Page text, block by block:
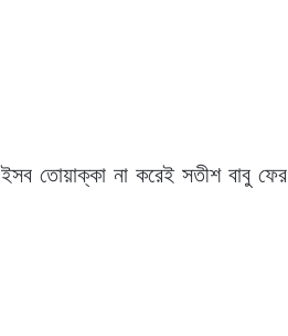
তোয়াক্কা না করেই সতীশ বাবু ফের